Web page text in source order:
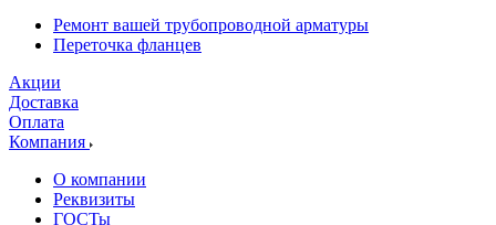
Ремонт вашей трубопроводной арматуры
Переточка фланцев
Акции
Доставка
Оплата
Компания
О компании
Реквизиты
ГОСТы